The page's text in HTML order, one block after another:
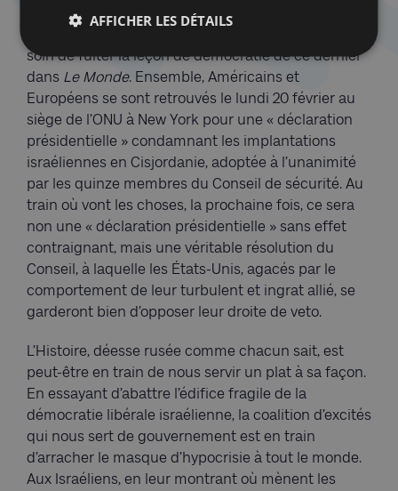
« ami » Macron, Netannyahou a été durement pris à
soin de fuiter la leçon de démocratie de ce dernier
dans Le Monde. Ensemble, Américains et
Européens se sont retrouvés le lundi 20 février au
siège de l’ONU à New York pour une « déclaration
présidentielle » condamnant les implantations
israéliennes en Cisjordanie, adoptée à l’unanimité
par les quinze membres du Conseil de sécurité. Au
train où vont les choses, la prochaine fois, ce sera
non une « déclaration présidentielle » sans effet
contraignant, mais une véritable résolution du
Conseil, à laquelle les États-Unis, agacés par le
comportement de leur turbulent et ingrat allié, se
garderont bien d’opposer leur droite de veto.
L’Histoire, déesse rusée comme chacun sait, est
peut-être en train de nous servir un plat à sa façon.
En essayant d’abattre l’édifice fragile de la
démocratie libérale israélienne, la coalition d’excités
qui nous sert de gouvernement est en train
d’arracher le masque d’hypocrisie à tout le monde.
Aux Israéliens, en leur montrant où mènent les
AFFICHER LES DÉTAILS